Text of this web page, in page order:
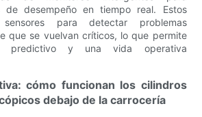
de desempeño en tiempo real. Estos
para detectar problemas
que se vuelvan críticos, lo que permite
predictivo y una vida operativa
cómo funcionan los cilindros
debajo de la carrocería